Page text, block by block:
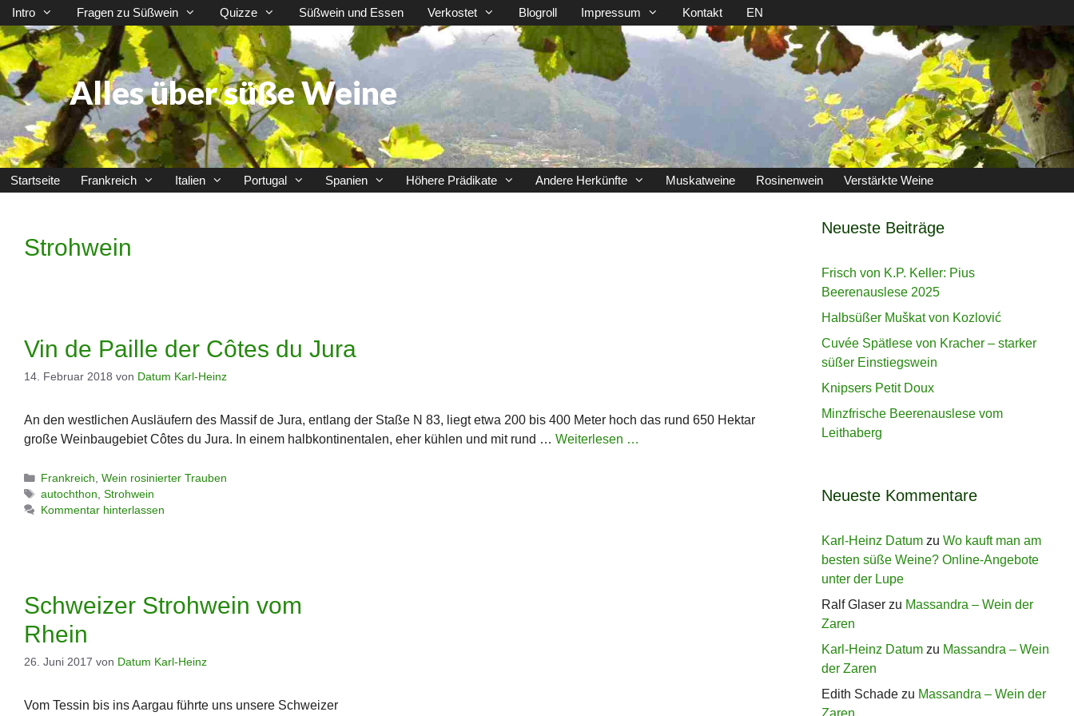
Zum
Inhalt
springen
Intro Fragen zu Süßwein Quizze Süßwein und Essen Verkostet Blogroll Impressum Kontakt EN
Alles über süße Weine
Startseite Frankreich Italien Portugal Spanien Höhere Prädikate Andere Herkünfte Muskatweine Rosinenwein Verstärkte Weine
Strohwein
Vin de Paille der Côtes du Jura
14. Februar 2018 von Datum Karl-Heinz
An den westlichen Ausläufern des Massif de Jura, entlang der Staße N 83, liegt etwa 200 bis 400 Meter hoch das rund 650 Hektar
große Weinbaugebiet Côtes du Jura. In einem halbkontinentalen, eher kühlen und mit rund … Weiterlesen …
Kategorien
Frankreich ,Wein rosinierter Trauben
Schlagwörter
autochthon ,Strohwein
Kommentar hinterlassen
Schweizer Strohwein vom
Rhein
26. Juni 2017 von Datum Karl-Heinz
Vom Tessin bis ins Aargau führte uns unsere Schweizer
Neueste Beiträge
Frisch von K.P. Keller: Pius
Beerenauslese 2025
Halbsüßer Muškat von Kozlović
Cuvée Spätlese von Kracher – starker
süßer Einstiegswein
Knipsers Petit Doux
Minzfrische Beerenauslese vom
Leithaberg
Neueste Kommentare
Karl-Heinz Datum zu Wo kauft man am
besten süße Weine? Online-Angebote
unter der Lupe
Ralf Glaser zu Massandra – Wein der
Zaren
Karl-Heinz Datum zu Massandra – Wein
der Zaren
Edith Schade zu Massandra – Wein der
Zaren